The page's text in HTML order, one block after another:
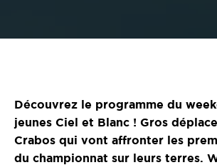
Découvrez le programme du
jeunes Ciel et Blanc ! Gros
Crabos qui vont affronter les
du championnat sur leurs terres.